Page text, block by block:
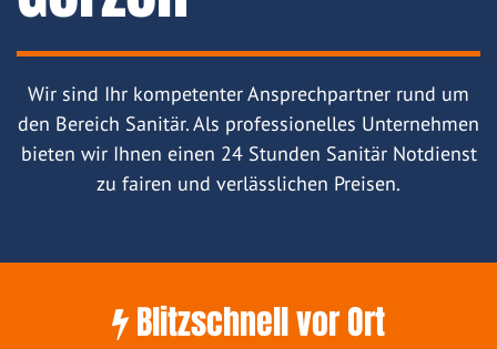
Wir sind Ihr kompetenter Ansprechpartner rund um
den Bereich Sanitär. Als professionelles Unternehmen
bieten wir Ihnen einen 24 Stunden Sanitär Notdienst
zu fairen und verlässlichen Preisen.
Blitzschnell vor Ort